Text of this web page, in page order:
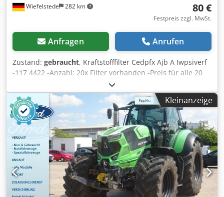
Wiefelstede 282 km 80 €
Festpreis zzgl. MwSt.
Anfragen Anrufen
Zustand: gebraucht, Kraftstofffilter Cedpfx Ajb A Iwpsiverf
-117 4422 -Anzahl: 20x Filter vorhanden -Preis für alle 20
Kleinanzeige